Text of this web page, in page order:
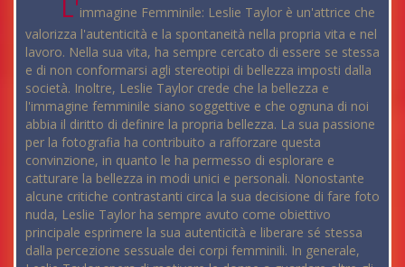
L'immagine Femminile: Leslie Taylor è un'attrice che
valorizza l'autenticità e la spontaneità nella propria vita e nel
lavoro. Nella sua vita, ha sempre cercato di essere se stessa
e di non conformarsi agli stereotipi di bellezza imposti dalla
società. Inoltre, Leslie Taylor crede che la bellezza e
l'immagine femminile siano soggettive e che ognuna di noi
abbia il diritto di definire la propria bellezza. La sua passione
per la fotografia ha contribuito a rafforzare questa
convinzione, in quanto le ha permesso di esplorare e
catturare la bellezza in modi unici e personali. Nonostante
alcune critiche contrastanti circa la sua decisione di fare foto
nuda, Leslie Taylor ha sempre avuto come obiettivo
principale esprimere la sua autenticità e liberare sé stessa
dalla percezione sessuale dei corpi femminili. In generale,